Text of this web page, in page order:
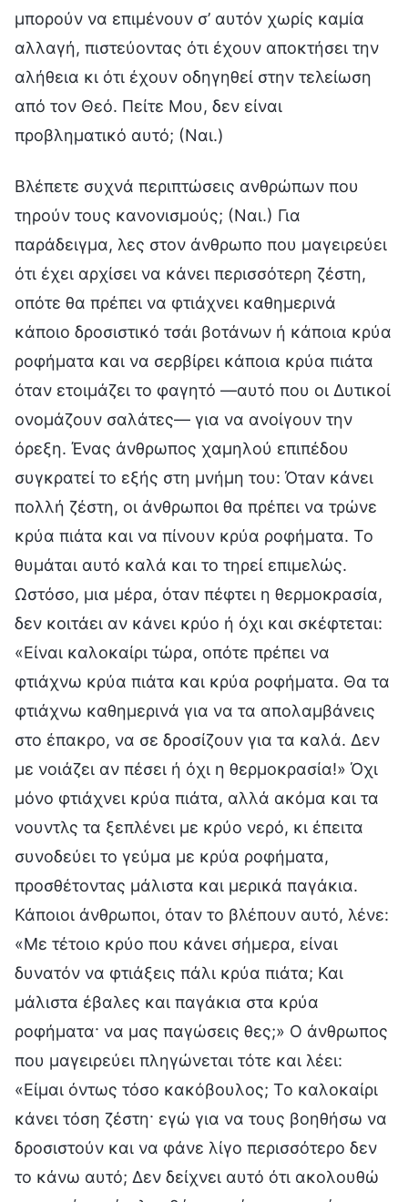
μπορούν να επιμένουν σ’ αυτόν χωρίς καμία
αλλαγή, πιστεύοντας ότι έχουν αποκτήσει την
αλήθεια κι ότι έχουν οδηγηθεί στην τελείωση
από τον Θεό. Πείτε Μου, δεν είναι
προβληματικό αυτό; (Ναι.)
Βλέπετε συχνά περιπτώσεις ανθρώπων που
τηρούν τους κανονισμούς; (Ναι.) Για
παράδειγμα, λες στον άνθρωπο που μαγειρεύει
ότι έχει αρχίσει να κάνει περισσότερη ζέστη,
οπότε θα πρέπει να φτιάχνει καθημερινά
κάποιο δροσιστικό τσάι βοτάνων ή κάποια κρύα
ροφήματα και να σερβίρει κάποια κρύα πιάτα
όταν ετοιμάζει το φαγητό —αυτό που οι Δυτικοί
ονομάζουν σαλάτες— για να ανοίγουν την
όρεξη. Ένας άνθρωπος χαμηλού επιπέδου
συγκρατεί το εξής στη μνήμη του: Όταν κάνει
πολλή ζέστη, οι άνθρωποι θα πρέπει να τρώνε
κρύα πιάτα και να πίνουν κρύα ροφήματα. Το
θυμάται αυτό καλά και το τηρεί επιμελώς.
Ωστόσο, μια μέρα, όταν πέφτει η θερμοκρασία,
δεν κοιτάει αν κάνει κρύο ή όχι και σκέφτεται:
«Είναι καλοκαίρι τώρα, οπότε πρέπει να
φτιάχνω κρύα πιάτα και κρύα ροφήματα. Θα τα
φτιάχνω καθημερινά για να τα απολαμβάνεις
στο έπακρο, να σε δροσίζουν για τα καλά. Δεν
με νοιάζει αν πέσει ή όχι η θερμοκρασία!» Όχι
μόνο φτιάχνει κρύα πιάτα, αλλά ακόμα και τα
νουντλς τα ξεπλένει με κρύο νερό, κι έπειτα
συνοδεύει το γεύμα με κρύα ροφήματα,
προσθέτοντας μάλιστα και μερικά παγάκια.
Κάποιοι άνθρωποι, όταν το βλέπουν αυτό, λένε:
«Με τέτοιο κρύο που κάνει σήμερα, είναι
δυνατόν να φτιάξεις πάλι κρύα πιάτα; Και
μάλιστα έβαλες και παγάκια στα κρύα
ροφήματα· να μας παγώσεις θες;» Ο άνθρωπος
που μαγειρεύει πληγώνεται τότε και λέει:
«Είμαι όντως τόσο κακόβουλος; Το καλοκαίρι
κάνει τόση ζέστη· εγώ για να τους βοηθήσω να
δροσιστούν και να φάνε λίγο περισσότερο δεν
το κάνω αυτό; Δεν δείχνει αυτό ότι ακολουθώ